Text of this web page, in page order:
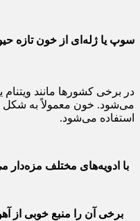
سوپ یا ژله‌ای از خون تازه
در برخی کشورها مانند ویتنام
می‌شود. خون معمولاً به شکل
استفاده می‌شود.
با ادویه‌های مختلف مزه‌دار
برخی آن را منبع خوبی از